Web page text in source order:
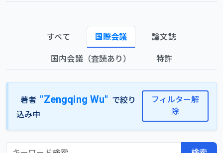
すべて 国際会議 論文誌
国内会議（査読あり） 特許
著者 "Zengqing Wu" で絞り
込み中
フィルター解
除